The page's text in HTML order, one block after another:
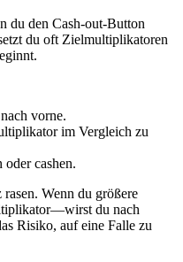
du den Cash‑out‑Button
du oft Zielmultiplikatoren
vorne.
im Vergleich zu
oder cashen.
Wenn du größere
du nach
Risiko, auf eine Falle zu